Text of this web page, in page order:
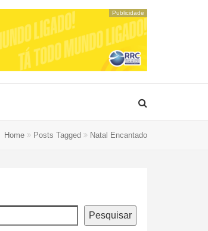
Publicidade
Home Posts Tagged Natal Encantado
Pesquisar